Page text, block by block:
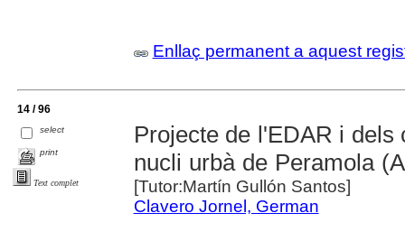
Enllaç permanent a aquest
14 / 96
select
print
Text complet
Projecte de l'EDAR i dels
nucli urbà de Peramola
[Tutor:Martín Gullón Santos]
Clavero Jornel, German